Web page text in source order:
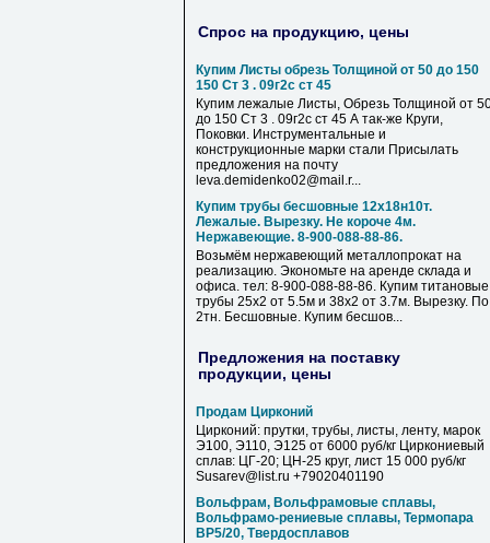
Спрос на продукцию, цены
Купим Листы обрезь Толщиной от 50 до 150
150 Ст 3 . 09г2с ст 45
Купим лежалые Листы, Обрезь Толщиной от
до 150 Ст 3 . 09г2с ст 45 А так-же Круги,
Поковки. Инструментальные и
конструкционные марки стали Присылать
предложения на почту
leva.demidenko02@mail.r...
Купим трубы бесшовные 12х18н10т.
Лежалые. Вырезку. Не короче 4м.
Нержавеющие. 8-900-088-88-86.
Возьмём нержавеющий металлопрокат на
реализацию. Экономьте на аренде склада и
офиса. тел: 8-900-088-88-86. Купим титановые
трубы 25х2 от 5.5м и 38х2 от 3.7м. Вырезку. По
2тн. Бесшовные. Купим бесшов...
Предложения на поставку
продукции, цены
Продам Цирконий
Цирконий: прутки, трубы, листы, ленту, марок
Э100, Э110, Э125 от 6000 руб/кг Циркониевый
сплав: ЦГ-20; ЦН-25 круг, лист 15 000 руб/кг
Susarev@list.ru +79020401190
Вольфрам, Вольфрамовые сплавы,
Вольфрамо-рениевые сплавы, Термопара
ВР5/20, Твердосплавов